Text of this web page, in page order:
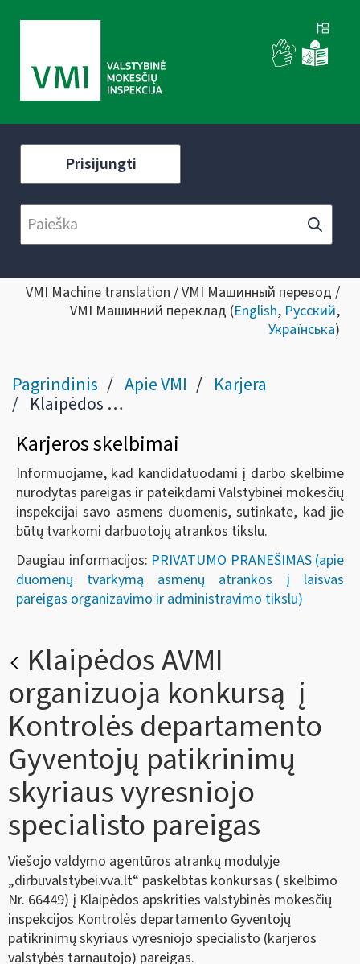
Prisijungti
VMI Machine translation / VMI Машинный перевод /
VMI Машинний переклад (English, Русский,
Українська)
Pagrindinis Apie VMI Karjera
Klaipėdos AVMI organizuoja konkursą į Kontrolės departamento Gyventojų patikrinimų skyriaus vyresniojo specialisto pareigas
Karjeros skelbimai
Informuojame, kad kandidatuodami į darbo skelbime
nurodytas pareigas ir pateikdami Valstybinei mokesčių
inspekcijai savo asmens duomenis, sutinkate, kad jie
būtų tvarkomi darbuotojų atrankos tikslu.
Daugiau informacijos: PRIVATUMO PRANEŠIMAS (apie
duomenų tvarkymą asmenų atrankos į laisvas
pareigas organizavimo ir administravimo tikslu)
Klaipėdos AVMI
organizuoja konkursą į
Kontrolės departamento
Gyventojų patikrinimų
skyriaus vyresniojo
specialisto pareigas
Viešojo valdymo agentūros atrankų modulyje
„dirbuvalstybei.vva.lt“ paskelbtas konkursas ( skelbimo
Nr. 66449) į Klaipėdos apskrities valstybinės mokesčių
inspekcijos Kontrolės departamento Gyventojų
patikrinimų skyriaus vyresniojo specialisto (karjeros
valstybės tarnautojo) pareigas.